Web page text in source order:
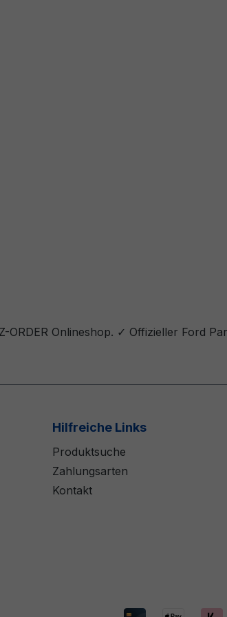
ORDER Onlineshop. ✓ Offizieller Ford
Hilfreiche Links
Produktsuche
Zahlungsarten
Kontakt